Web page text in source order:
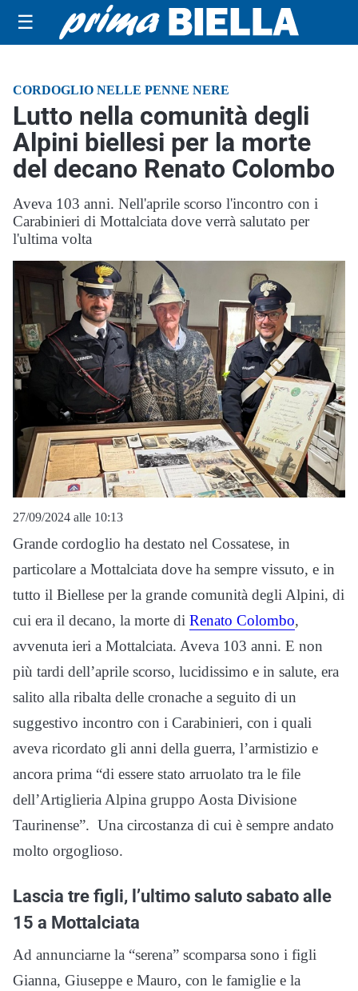
☰
CORDOGLIO NELLE PENNE NERE
Lutto nella comunità degli
Alpini biellesi per la morte
del decano Renato Colombo
Aveva 103 anni. Nell'aprile scorso l'incontro con i
Carabinieri di Mottalciata dove verrà salutato per
l'ultima volta
27/09/2024 alle 10:13
Grande cordoglio ha destato nel Cossatese, in
particolare a Mottalciata dove ha sempre vissuto, e in
tutto il Biellese per la grande comunità degli Alpini, di
cui era il decano, la morte di Renato Colombo,
avvenuta ieri a Mottalciata. Aveva 103 anni. E non
più tardi dell’aprile scorso, lucidissimo e in salute, era
salito alla ribalta delle cronache a seguito di un
suggestivo incontro con i Carabinieri, con i quali
aveva ricordato gli anni della guerra, l’armistizio e
ancora prima “di essere stato arruolato tra le file
dell’Artiglieria Alpina gruppo Aosta Divisione
Taurinense”. Una circostanza di cui è sempre andato
molto orgoglioso.
Lascia tre figli, l’ultimo saluto sabato alle
15 a Mottalciata
Ad annunciarne la “serena” scomparsa sono i figli
Gianna, Giuseppe e Mauro, con le famiglie e la